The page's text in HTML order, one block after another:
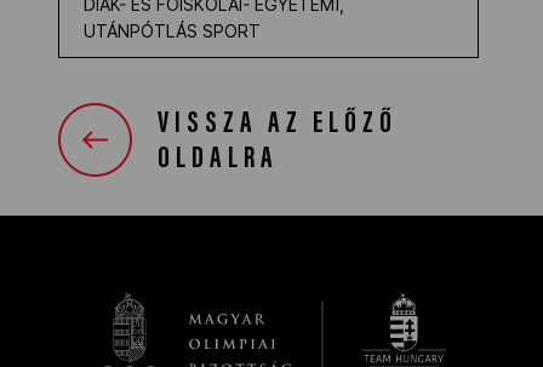
DIÁK- ÉS FŐISKOLAI- EGYETEMI,
UTÁNPÓTLÁS SPORT
VISSZA AZ ELŐZŐ
OLDALRA